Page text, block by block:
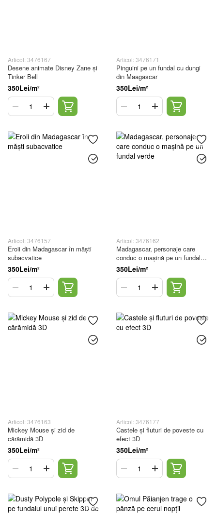
Articol: 3476167
Desene animate Disney Zane și
Tinker Bell
350Lei/m²
Articol: 3476171
Pinguini pe un fundal cu dungi
din Maagascar
350Lei/m²
Articol: 3476157
Eroii din Madagascar în măști
subacvatice
350Lei/m²
Articol: 3476162
Madagascar, personaje care
conduc o mașină pe un fundal
verde
350Lei/m²
Articol: 3476163
Mickey Mouse și zid de
cărămidă 3D
350Lei/m²
Articol: 3476177
Castele și fluturi de poveste cu
efect 3D
350Lei/m²